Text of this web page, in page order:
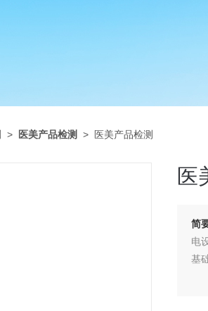
> 医美产品检测 > 医美产品检测
医
简
电
基